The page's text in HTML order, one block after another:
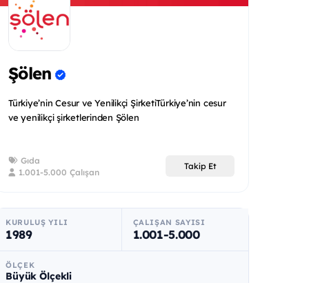
Şölen
Türkiye’nin Cesur ve Yenilikçi ŞirketiTürkiye’nin cesur
ve yenilikçi şirketlerinden Şölen
Gıda
1.001-5.000 Çalışan
Takip Et
KURULUŞ YILI
1989
ÇALIŞAN SAYISI
1.001-5.000
ÖLÇEK
Büyük Ölçekli